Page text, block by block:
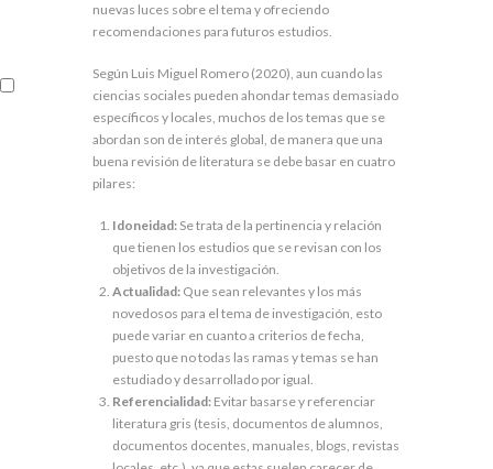
nuevas luces sobre el tema y ofreciendo
recomendaciones para futuros estudios.
Según Luis Miguel Romero (2020), aun cuando las
ciencias sociales pueden ahondar temas demasiado
específicos y locales, muchos de los temas que se
abordan son de interés global, de manera que una
buena revisión de literatura se debe basar en cuatro
pilares:
Idoneidad: Se trata de la pertinencia y relación
que tienen los estudios que se revisan con los
objetivos de la investigación.
Actualidad: Que sean relevantes y los más
novedosos para el tema de investigación, esto
puede variar en cuanto a criterios de fecha,
puesto que no todas las ramas y temas se han
estudiado y desarrollado por igual.
Referencialidad: Evitar basarse y referenciar
literatura gris (tesis, documentos de alumnos,
documentos docentes, manuales, blogs, revistas